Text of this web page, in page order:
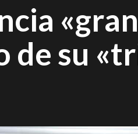
de su